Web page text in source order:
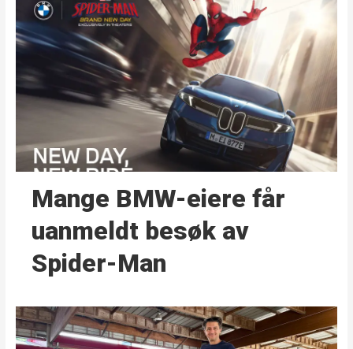
Mange BMW-eiere får
uanmeldt besøk av
Spider-Man